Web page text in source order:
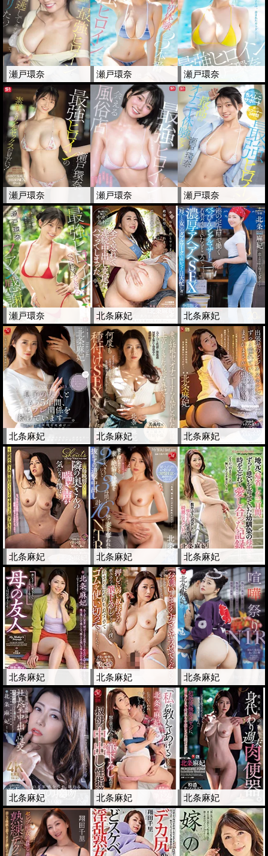
瀬戸環奈 瀬戸環奈 瀬戸環奈
瀬戸環奈 瀬戸環奈 瀬戸環奈
瀬戸環奈 北条麻妃 北条麻妃
北条麻妃 北条麻妃 北条麻妃
北条麻妃 北条麻妃 北条麻妃
北条麻妃 北条麻妃 北条麻妃
北条麻妃 北条麻妃 北条麻妃